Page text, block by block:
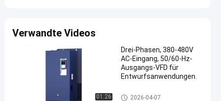
Verwandte Videos
01:26
Drei-Phasen, 380-480V
AC-Eingang, 50/60-Hz-
Ausgangs-VFD für
Entwurfsanwendungen.
Variable Frequenzumrichter
2026-04-07